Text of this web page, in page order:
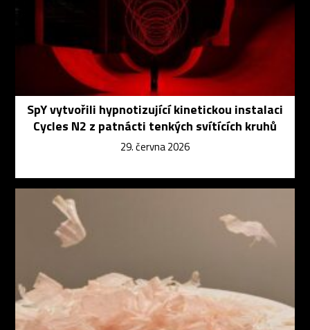
SpY vytvořili hypnotizující kinetickou instalaci
Cycles N2 z patnácti tenkých svítících kruhů
29. června 2026